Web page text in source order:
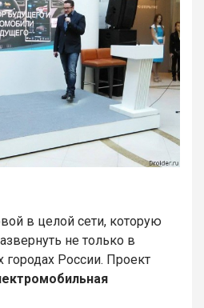
в целой сети, которую
не только в
городах России. Проект